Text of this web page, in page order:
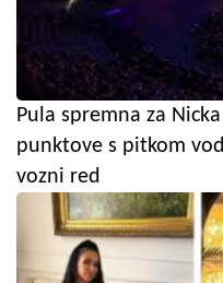
Pula spremna za
punktove s pitkom
vozni red